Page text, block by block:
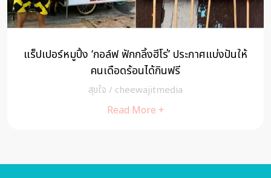
แร็ปเปอร์หมูปิ้ง ‘กอล์ฟ ฟักกลิ้งฮีโร่’ ประกาศแบ่งปันให้
คนเดือดร้อนได้กินฟรี
สุขใจ / cheewajitmedia
Read More +